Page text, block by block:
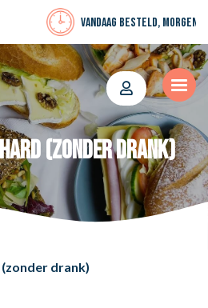
besteld, morgen bezorgd
(zonder drank)
drank)